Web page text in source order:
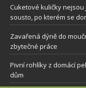
Cuketové kuličky
sousto, po kterém se
Zavařená dýně do
zbytečné práce
Pivní rohlíky z domácí
dům